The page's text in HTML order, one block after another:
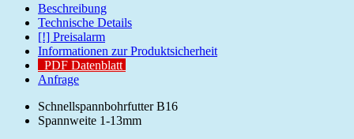
Beschreibung
Technische Details
[!] Preisalarm
Informationen zur Produktsicherheit
PDF Datenblatt
Anfrage
Schnellspannbohrfutter B16
Spannweite 1-13mm